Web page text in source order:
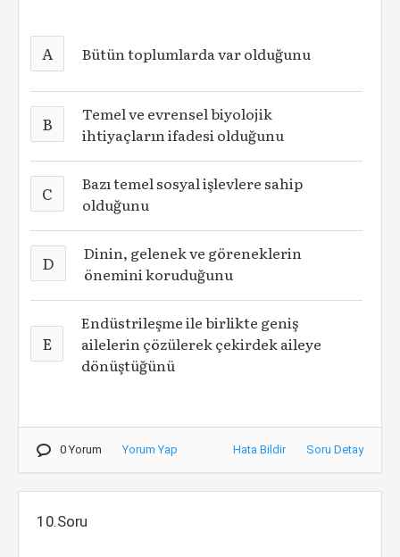
A Bütün toplumlarda var olduğunu
B
Temel ve evrensel biyolojik
ihtiyaçların ifadesi olduğunu
C
Bazı temel sosyal işlevlere sahip
olduğunu
D
Dinin, gelenek ve göreneklerin
önemini koruduğunu
E
Endüstrileşme ile birlikte geniş
ailelerin çözülerek çekirdek aileye
dönüştüğünü
0 Yorum Yorum Yap Hata Bildir Soru Detay
10.Soru